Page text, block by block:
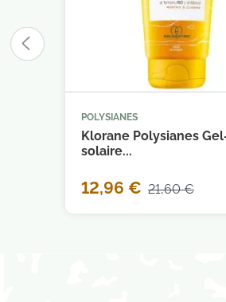
 
POLYSIANES
Klorane Polysianes
solaire...
12,96 € 21,60 €